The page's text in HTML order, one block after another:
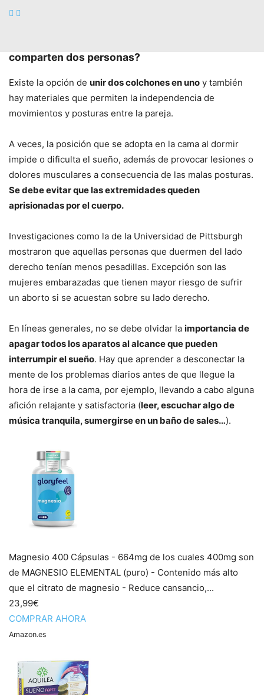
comparten dos personas?
Existe la opción de unir dos colchones en uno y también
hay materiales que permiten la independencia de
movimientos y posturas entre la pareja.
A veces, la posición que se adopta en la cama al dormir
impide o dificulta el sueño, además de provocar lesiones o
dolores musculares a consecuencia de las malas posturas.
Se debe evitar que las extremidades queden
aprisionadas por el cuerpo.
Investigaciones como la de la Universidad de Pittsburgh
mostraron que aquellas personas que duermen del lado
derecho tenían menos pesadillas. Excepción son las
mujeres embarazadas que tienen mayor riesgo de sufrir
un aborto si se acuestan sobre su lado derecho.
En líneas generales, no se debe olvidar la importancia de
apagar todos los aparatos al alcance que pueden
interrumpir el sueño. Hay que aprender a desconectar la
mente de los problemas diarios antes de que llegue la
hora de irse a la cama, por ejemplo, llevando a cabo alguna
afición relajante y satisfactoria (leer, escuchar algo de
música tranquila, sumergirse en un baño de sales…).
Magnesio 400 Cápsulas - 664mg de los cuales 400mg son
de MAGNESIO ELEMENTAL (puro) - Contenido más alto
que el citrato de magnesio - Reduce cansancio,...
23,99€
COMPRAR AHORA
Amazon.es